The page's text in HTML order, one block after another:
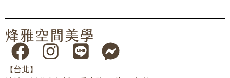
【台北】